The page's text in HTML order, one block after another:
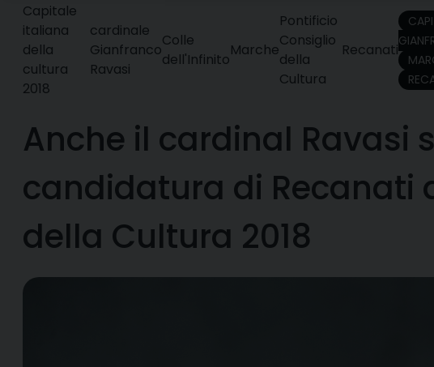
Capitale
italiana
della
cultura
2018
cardinale
Gianfranco
Ravasi
Colle
dell'Infinito
Marche
Pontificio
Consiglio
della
Cultura
Recanati
Anche il cardinal Ravasi
candidatura di Recanati
della Cultura 2018